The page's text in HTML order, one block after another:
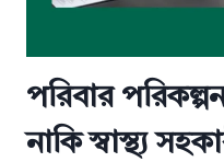
পরিবার
নাকি স্বাস্থ্য